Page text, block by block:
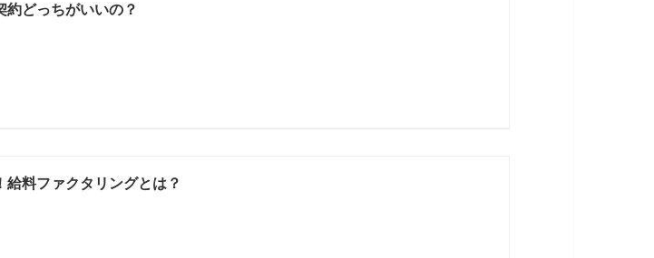
約どっちがいいの？
料ファクタリングとは？